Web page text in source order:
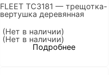
FLEET TC3181 — трещотка-
вертушка деревянная
(Нет в наличии)
(Нет в наличии)
Подробнее